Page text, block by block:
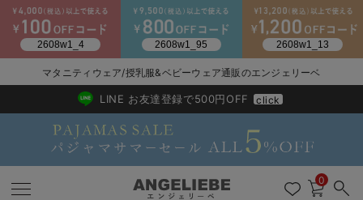
マタニティウェア/授乳服&ベビーウェア通販のエンジェリーベ
2026/NewArrival
送料495円(一部地域を除く) 7,700円以上で送料無料
LINE お友達登録で500円OFF click
0